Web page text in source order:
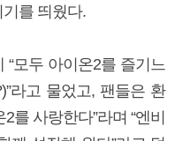
기를 띄웠다.
모두 아이온2를 즐기느
라고 물었고, 팬들은 환
를 사랑한다”라며 “엔비